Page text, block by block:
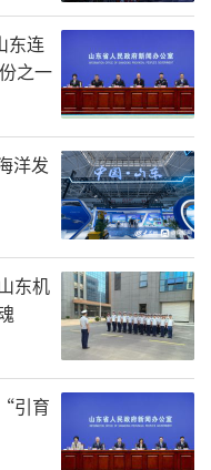
家重点研发计划
工作持续走在前
设，培育齐鲁时
者等一批先进典
源源不断的地矿
工作实践，山东
时代地矿工作，
聚焦主责主业，
内部管理，必须
设。
东连
之一
洋发
东机
引育